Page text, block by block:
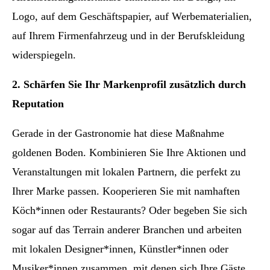
Logo, auf dem Geschäftspapier, auf Werbematerialien,
auf Ihrem Firmenfahrzeug und in der Berufskleidung
widerspiegeln.
2. Schärfen Sie Ihr Markenprofil zusätzlich durch
Reputation
Gerade in der Gastronomie hat diese Maßnahme
goldenen Boden. Kombinieren Sie Ihre Aktionen und
Veranstaltungen mit lokalen Partnern, die perfekt zu
Ihrer Marke passen. Kooperieren Sie mit namhaften
Köch*innen oder Restaurants? Oder begeben Sie sich
sogar auf das Terrain anderer Branchen und arbeiten
mit lokalen Designer*innen, Künstler*innen oder